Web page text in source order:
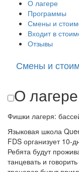
О лагере
Программы
Смены и
Входит в
Отзывы
Смены и
О лагере
Фишки лагеря:
Языковая школа
FDS организует 10-
Ребята будут
танцевать и